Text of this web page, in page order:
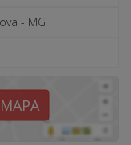
- MG